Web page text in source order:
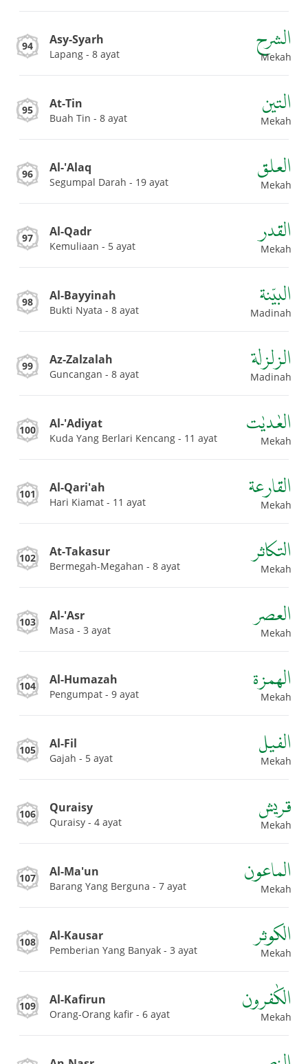
94 Asy-Syarh
Lapang - 8 ayat
الشرح
Mekah
95 At-Tin
Buah Tin - 8 ayat
التين
Mekah
96 Al-'Alaq
Segumpal Darah - 19 ayat
العلق
Mekah
97 Al-Qadr
Kemuliaan - 5 ayat
القدر
Mekah
98 Al-Bayyinah
Bukti Nyata - 8 ayat
البيّنة
Madinah
99 Az-Zalzalah
Guncangan - 8 ayat
الزلزلة
Madinah
100 Al-'Adiyat
Kuda Yang Berlari Kencang - 11 ayat
العٰديٰت
Mekah
101 Al-Qari'ah
Hari Kiamat - 11 ayat
القارعة
Mekah
102 At-Takasur
Bermegah-Megahan - 8 ayat
التكاثر
Mekah
103 Al-'Asr
Masa - 3 ayat
العصر
Mekah
104 Al-Humazah
Pengumpat - 9 ayat
الهمزة
Mekah
105 Al-Fil
Gajah - 5 ayat
الفيل
Mekah
106 Quraisy
Quraisy - 4 ayat
قريش
Mekah
107 Al-Ma'un
Barang Yang Berguna - 7 ayat
الماعون
Mekah
108 Al-Kausar
Pemberian Yang Banyak - 3 ayat
الكوثر
Mekah
109 Al-Kafirun
Orang-Orang kafir - 6 ayat
الكٰفرون
Mekah